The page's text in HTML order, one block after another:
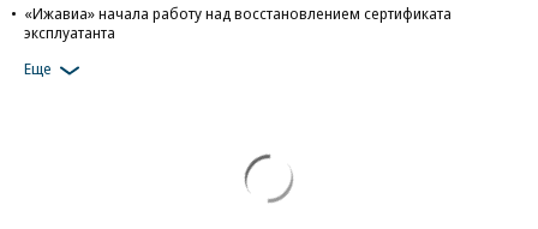
«Ижавиа» начала работу над восстановлением сертификата
эксплуатанта
Еще